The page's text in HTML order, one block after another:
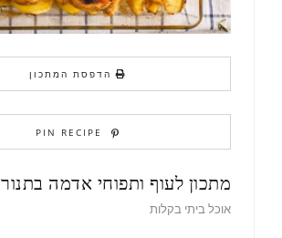
הדפסת המתכון
PIN RECIPE
מתכון לעוף ותפוחי אדמה בתנור
אוכל ביתי בקלות